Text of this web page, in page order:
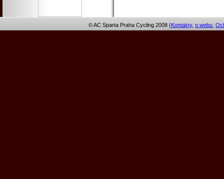
© AC Sparta Praha Cycling 2008 (Kontakty, o webu